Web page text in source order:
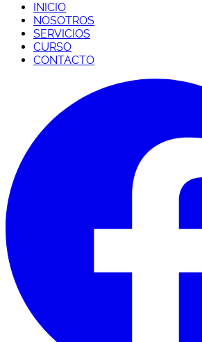
INICIO
NOSOTROS
SERVICIOS
CURSO
CONTACTO